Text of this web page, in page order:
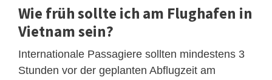
Wie früh sollte ich am Flughafen in
Vietnam sein?
Internationale Passagiere sollten mindestens 3
Stunden vor der geplanten Abflugzeit am